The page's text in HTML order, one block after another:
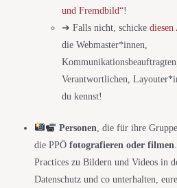
und Fremdbild“!
➔ Falls nicht, schicke
die Webmaster*innen,
Verantwortlichen,
du kennst!
Personen , die für ihre
die PPÖ fotografieren oder filmen
Practices zu Bildern und Videos in
Datenschutz und co unterhalten,